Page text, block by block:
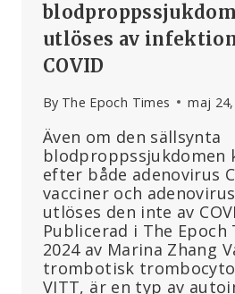
utlöses av
COVID
By The Epoch Times maj
Även om den sällsynta
blodproppssjukdomen
efter både adenovirus
vacciner och
utlöses den inte av
Publicerad i The Epoch
2024 av Marina Zhang
trombotisk
VITT, är en typ av